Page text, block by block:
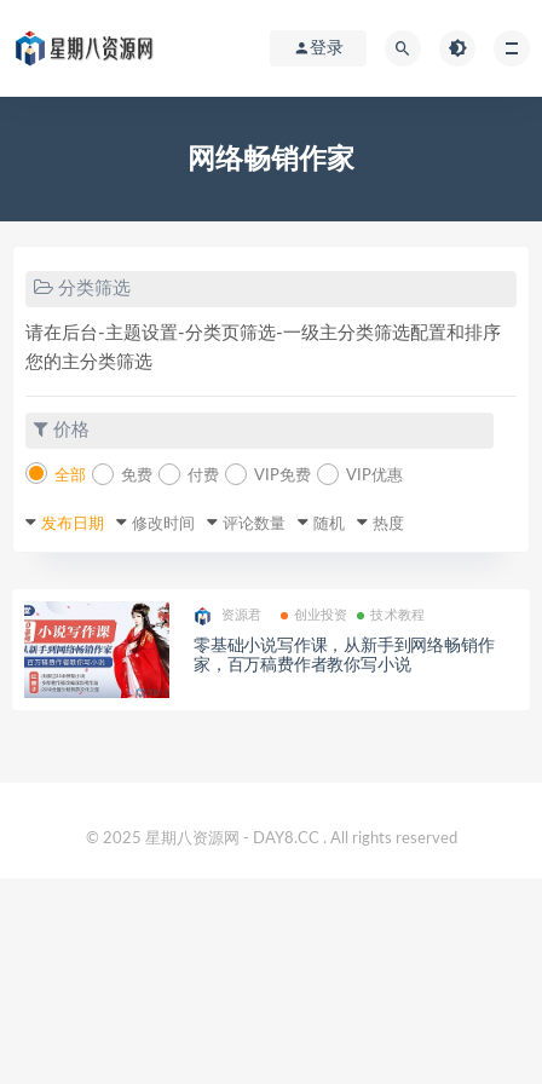
登录
网络畅销作家
分类筛选
请在后台-主题设置-分类页筛选-一级主分类筛选配置和排序
您的主分类筛选
价格
全部 免费 付费 VIP免费 VIP优惠
发布日期 修改时间 评论数量 随机 热度
资源君 创业投资 技术教程
零基础小说写作课，从新手到网络畅销作
家，百万稿费作者教你写小说
© 2025 星期八资源网 - DAY8.CC . All rights reserved